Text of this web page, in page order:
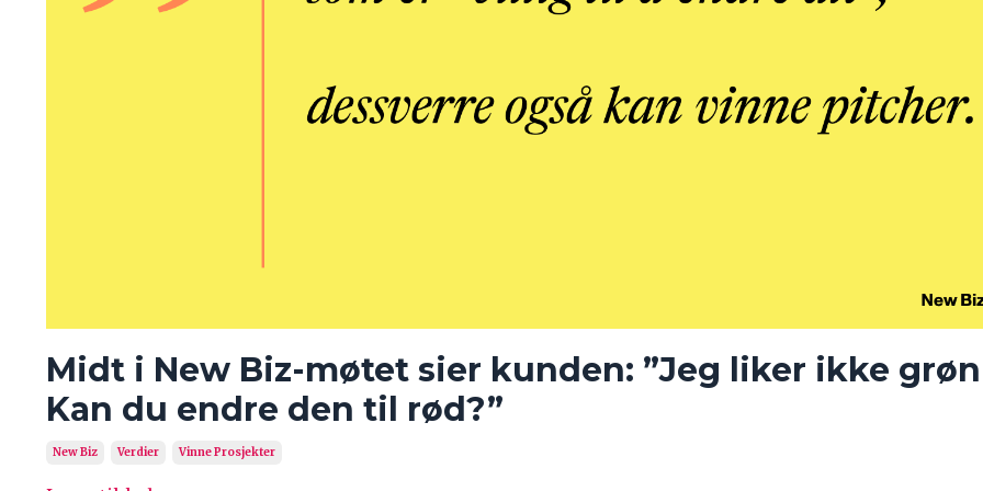
Midt i New Biz-møtet sier kunden: ”Jeg liker ikke
Kan du endre den til rød?”
New Biz Verdier Vinne Prosjekter